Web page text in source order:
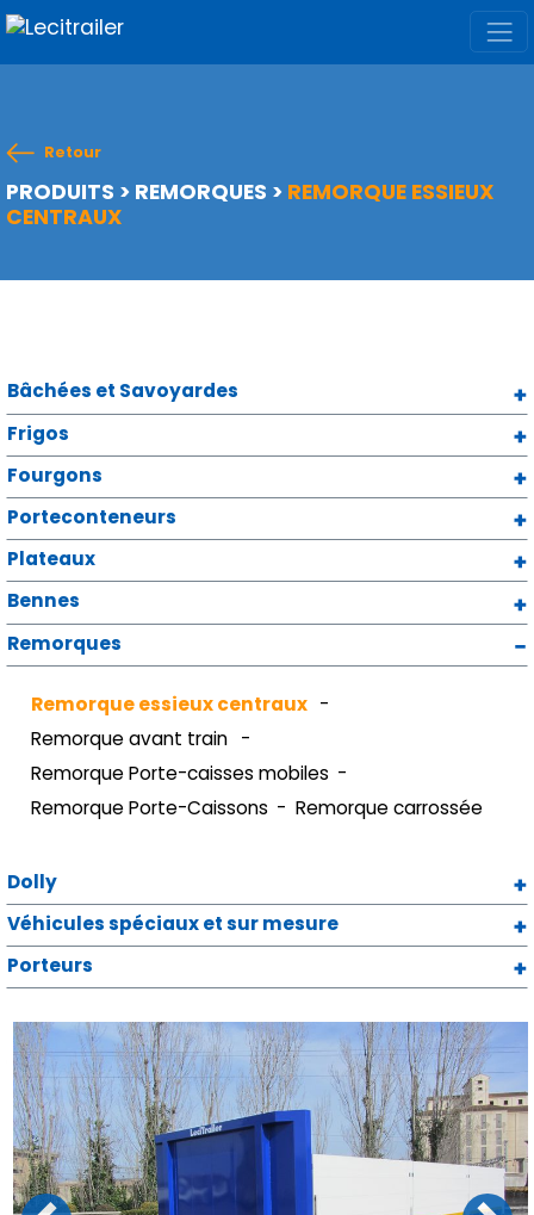
Retour
PRODUITS > REMORQUES > REMORQUE ESSIEUX
CENTRAUX
Bâchées et Savoyardes
Frigos
Fourgons
Porteconteneurs
Plateaux
Bennes
Remorques
Remorque essieux centraux
Remorque avant train
Remorque Porte-caisses mobiles
Remorque Porte-Caissons
Remorque carrossée
Dolly
Véhicules spéciaux et sur mesure
Porteurs